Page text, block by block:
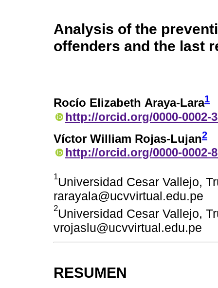
Analysis of the
offenders and the last
Rocío Elizabeth Araya-Lara1
http://orcid.org/0000-0002-
Víctor William Rojas-Lujan2
http://orcid.org/0000-0002-
1Universidad Cesar Vallejo,
rarayala@ucvvirtual.edu.pe
2Universidad Cesar Vallejo,
vrojaslu@ucvvirtual.edu.pe
RESUMEN